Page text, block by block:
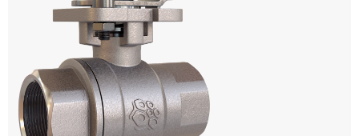
+7 (495) 215-24-81
Заказать звонок
zakaz325@ks-rus.com
Email для связи
Одинцово, Внуковская 9, пав. 31
Пункт выдачи заказов